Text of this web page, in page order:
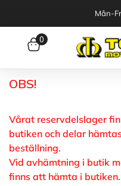
Mån-
0
OBS!
Vårat reservdelslager
butiken och delar
beställning.
Vid avhämtning i butik
finns att hämta i butiken.